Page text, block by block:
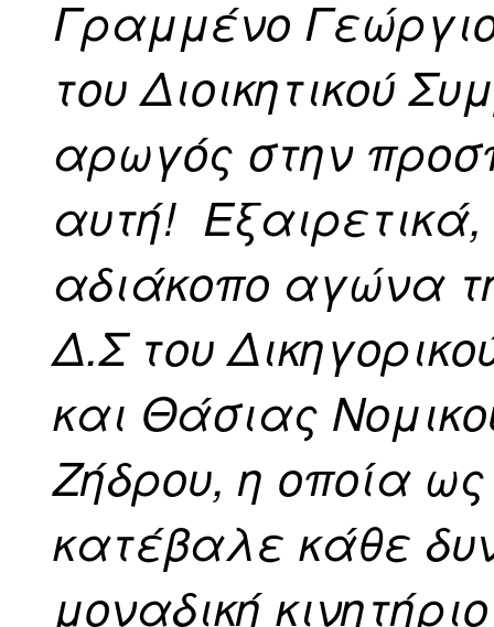
Γραμμένο
του Διοικητικού
αρωγός στην
αυτή!
αδιάκοπο αγώνα
Δ.Σ του
και Θάσιας
Ζήδρου, η οποία
κατέβαλε κάθε
μοναδική